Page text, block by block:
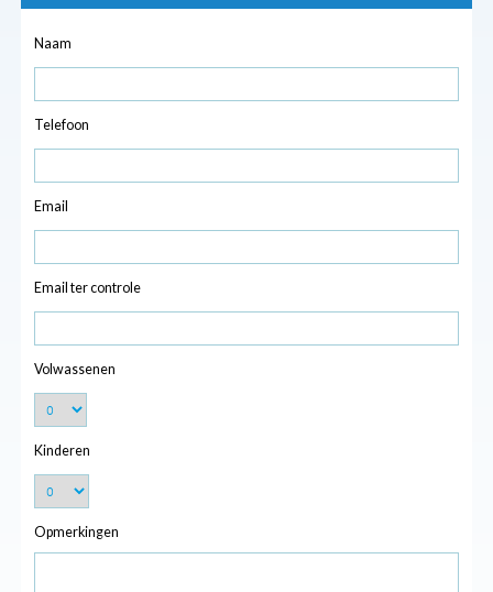
Naam
Telefoon
Email
Email ter controle
Volwassenen
Kinderen
Opmerkingen